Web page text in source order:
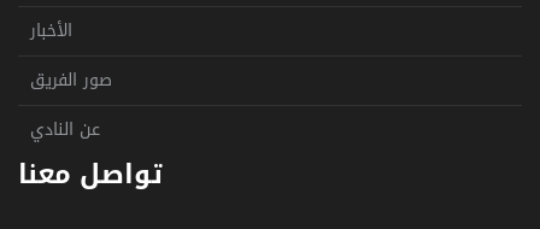
الأخبار
صور الفريق
عن النادي
تواصل معنا